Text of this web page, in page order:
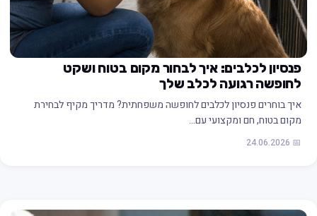
פנסיון לכלבים: איך לבחור מקום בטוח ושקט
לחופשה רגועה לכלב שלך
איך בוחרים פנסיון לכלבים לחופשה משפחתית? מדריך מקיף לבחירת
מקום בטוח, חם ומקצועי עם…
📅 24.06.2026